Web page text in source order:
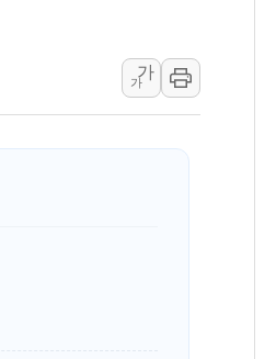
"AI가 먼저 알아채고 고친다"…LG
삼성전자, 美국립연구소와 영하 30
[인사] 국무조정실·국무총리비서실
박형수 의원 '선관위 견제·감독 강
장동혁, 李 대통령에 "결혼 페널
정부, 독도 조사활동 日 항의에 "수
김성회, 국민의힘에 "청년 결혼까
가
가